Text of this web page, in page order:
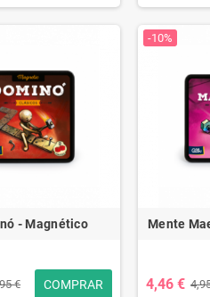
- Magnético
€ COMPRAR
-10%
Mente
4,46 €